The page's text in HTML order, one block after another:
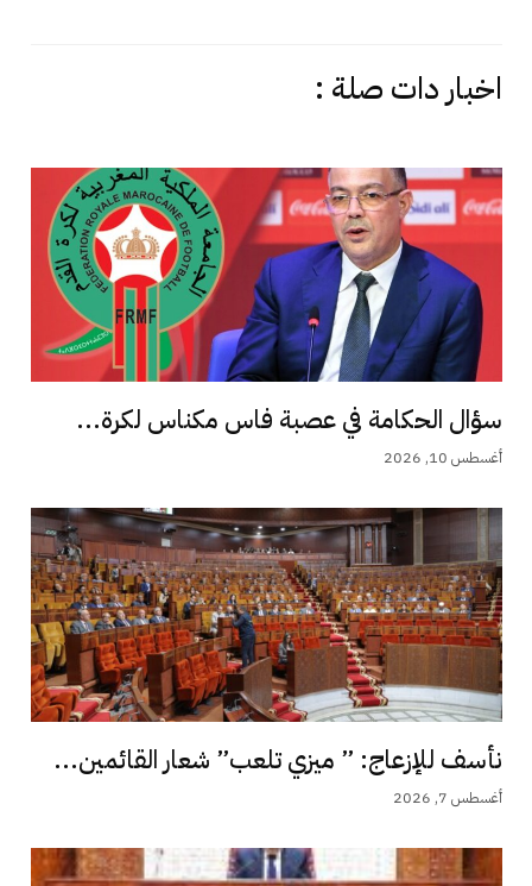
اخبار دات صلة :
سؤال الحكامة في عصبة فاس مكناس لكرة...
أغسطس 10, 2026
نأسف للإزعاج: ” ميزي تلعب” شعار القائمين...
أغسطس 7, 2026